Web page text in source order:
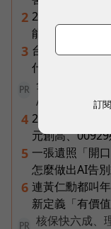
2 2026普發一萬
能領嗎？地方
3 台達電第二曲
什麼？AI機器
PR
全台首創48米
AI語意解鎖藝
4 2026年8月ETF
元創高、
5 一張遺照「開
怎麼做出AI告
6 連黃仁勳都叫
新定義「有價
PR
核保快六成、
訂